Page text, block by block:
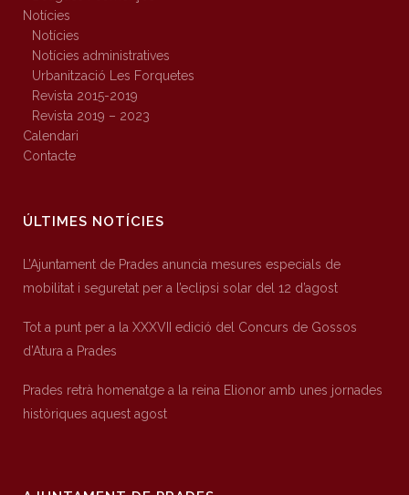
Notícies
Notícies
Notícies administratives
Urbanització Les Forquetes
Revista 2015-2019
Revista 2019 – 2023
Calendari
Contacte
ÚLTIMES NOTÍCIES
L’Ajuntament de Prades anuncia mesures especials de
mobilitat i seguretat per a l’eclipsi solar del 12 d’agost
Tot a punt per a la XXXVII edició del Concurs de Gossos
d’Atura a Prades
Prades retrà homenatge a la reina Elionor amb unes jornades
històriques aquest agost